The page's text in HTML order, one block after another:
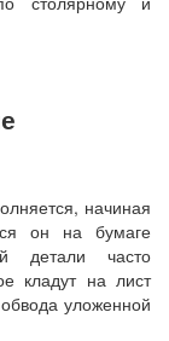
начиная
он на бумаге
детали часто
кладут на лист
уложенной